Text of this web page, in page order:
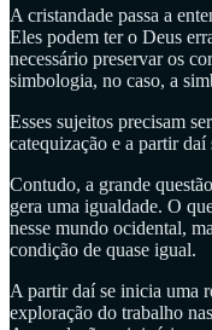
A cristandade passa a
Eles podem ter o Deus
necessário preservar os
simbologia, no caso, a
Esses sujeitos precisam
catequização e a partir
Contudo, a grande
gera uma igualdade. O
nesse mundo ocidental,
condição de quase igual.
A partir daí se inicia uma
exploração do trabalho